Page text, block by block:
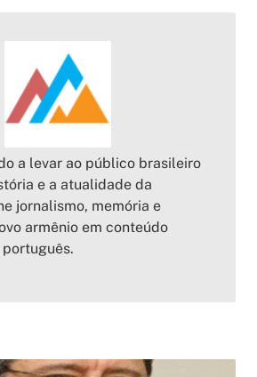
a levar ao público brasileiro
e a atualidade da
jornalismo, memória e
armênio em conteúdo